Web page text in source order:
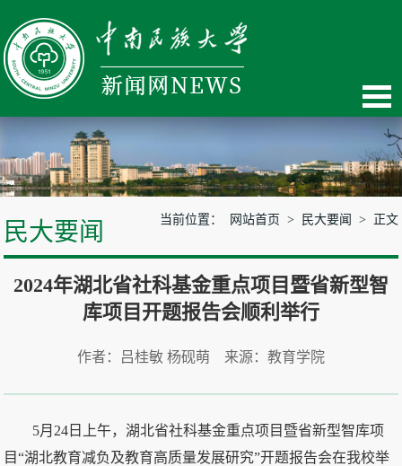
民大要闻 当前位置： 网站首页 > 民大要闻 > 正文
2024年湖北省社科基金重点项目暨省新型智
库项目开题报告会顺利举行
作者：吕桂敏 杨砚萌 来源：教育学院
5月24日上午，湖北省社科基金重点项目暨省新型智库项
目“湖北教育减负及教育高质量发展研究”开题报告会在我校举